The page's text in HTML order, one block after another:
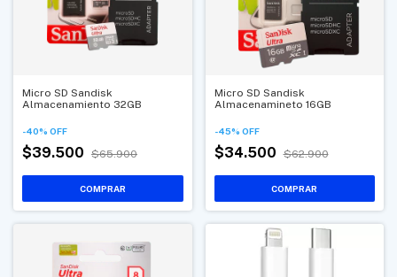
Micro SD Sandisk
Almacenamiento 32GB
-40% OFF
$39.500 $65.900
Micro SD Sandisk
Almacenamineto 16GB
-45% OFF
$34.500 $62.900